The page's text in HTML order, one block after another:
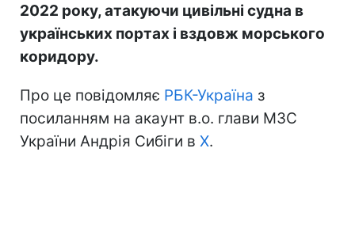
2022 року, атакуючи цивільні судна в
українських портах і вздовж морського
коридору.
Про це повідомляє РБК-Україна з
посиланням на акаунт в.о. глави МЗС
України Андрія Сибіги в Х.